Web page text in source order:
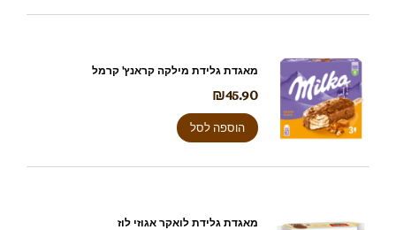
מאגדת גלידת מילקה קראנץ' קרמל
₪45.90
הוספה לסל
מאגדת גלידת לואקר אגוזי לוז